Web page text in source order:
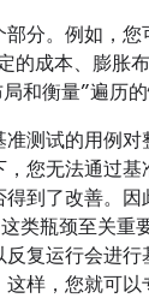
分。例如，您
的成本、膨胀
和衡量”遍历的
测试的用例
您无法通过
到了改善。因
类瓶颈至关重
复运行会进行
样，您就可以